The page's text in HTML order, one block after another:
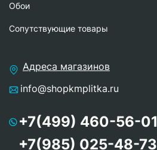
Обои
Сопутствующие товары
Адреса магазинов
info@shopkmplitka.ru
+7(499) 460-56-01
+7(985) 025-48-73